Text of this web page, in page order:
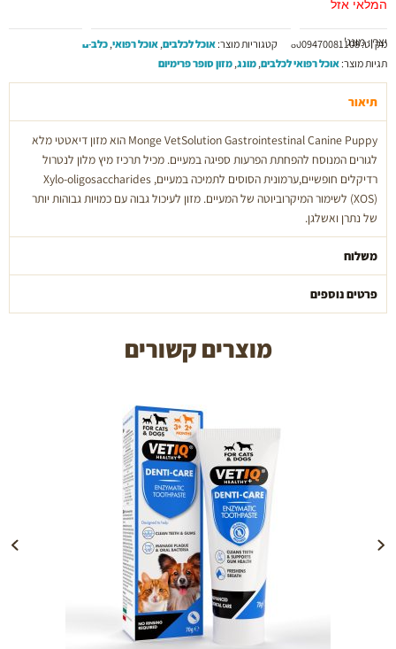
219.00 ₪.
199.00 ₪.
המלאי אזל
יצרן: מונג'
מק"ט:8009470081108 קטגוריות מוצר:אוכל לכלבים,אוכל רפואי,כלבים
תגיות מוצר:אוכל רפואי לכלבים,מונג,מזון סופר פרימיום
תיאור
Monge VetSolution Gastrointestinal Canine Puppy הוא מזון דיאטטי מלא
לגורים המנוסח להפחתת הפרעות ספיגה במעיים. מכיל תרכיז מיץ מלון לנטרול
רדיקלים חופשיים,ערמונית הסוסים לתמיכה במעיים, Xylo-oligosaccharides
(XOS ) לשימור המיקרוביוטה של המעיים. מזון לעיכול גבוה עם כמויות גבוהות יותר
של נתרן ואשלגן.
משלוח
פרטים נוספים
מוצרים קשורים
הוספה לעגלה